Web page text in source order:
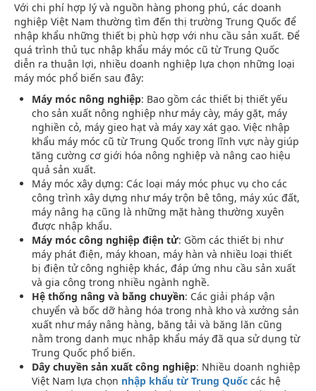
Với chi phí hợp lý và nguồn hàng phong phú, các doanh
nghiệp Việt Nam thường tìm đến thị trường Trung Quốc để
nhập khẩu những thiết bị phù hợp với nhu cầu sản xuất. Để
quá trình thủ tục nhập khẩu máy móc cũ từ Trung Quốc
diễn ra thuận lợi, nhiều doanh nghiệp lựa chọn những loại
máy móc phổ biến sau đây:
Máy móc nông nghiệp: Bao gồm các thiết bị thiết yếu
cho sản xuất nông nghiệp như máy cày, máy gặt, máy
nghiền cỏ, máy gieo hạt và máy xay xát gạo. Việc nhập
khẩu máy móc cũ từ Trung Quốc trong lĩnh vực này giúp
tăng cường cơ giới hóa nông nghiệp và nâng cao hiệu
quả sản xuất.
Máy móc xây dựng: Các loại máy móc phục vụ cho các
công trình xây dựng như máy trộn bê tông, máy xúc đất,
máy nâng hạ cũng là những mặt hàng thường xuyên
được nhập khẩu.
Máy móc công nghiệp điện tử: Gồm các thiết bị như
máy phát điện, máy khoan, máy hàn và nhiều loại thiết
bị điện tử công nghiệp khác, đáp ứng nhu cầu sản xuất
và gia công trong nhiều ngành nghề.
Hệ thống nâng và băng chuyền: Các giải pháp vận
chuyển và bốc dỡ hàng hóa trong nhà kho và xưởng sản
xuất như máy nâng hàng, băng tải và băng lăn cũng
nằm trong danh mục nhập khẩu máy đã qua sử dụng từ
Trung Quốc phổ biến.
Dây chuyền sản xuất công nghiệp: Nhiều doanh nghiệp
Việt Nam lựa chọn nhập khẩu từ Trung Quốc các hệ